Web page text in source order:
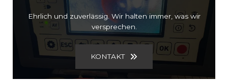
Ehrlich und zuverlässig. Wir halten immer, was wir
versprechen.
KONTAKT